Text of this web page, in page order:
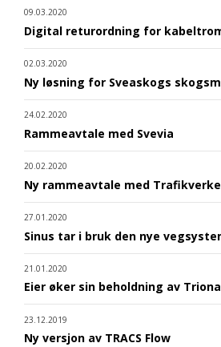
09.03.2020
Digital returordning for
02.03.2020
Ny løsning for Sveaskogs
24.02.2020
Rammeavtale med Svevia
20.02.2020
Ny rammeavtale med
27.01.2020
Sinus tar i bruk den nye
21.01.2020
Eier øker sin beholdning av
23.12.2019
Ny versjon av TRACS Flow